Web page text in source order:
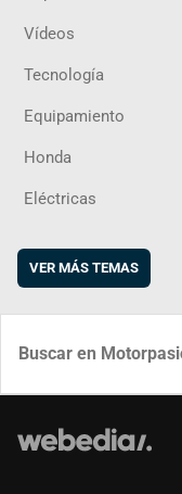
Vídeos
Tecnología
Equipamiento
Honda
Eléctricas
VER MÁS TEMAS